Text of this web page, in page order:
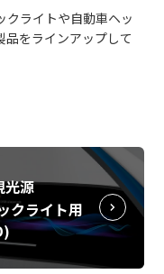
クライトや自動車ヘッ
品をラインアップして
光源
クライト用